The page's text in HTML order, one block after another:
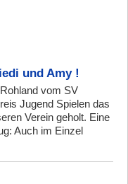
und Amy !
vom SV
Jugend Spielen das
Verein geholt. Eine
Auch im Einzel